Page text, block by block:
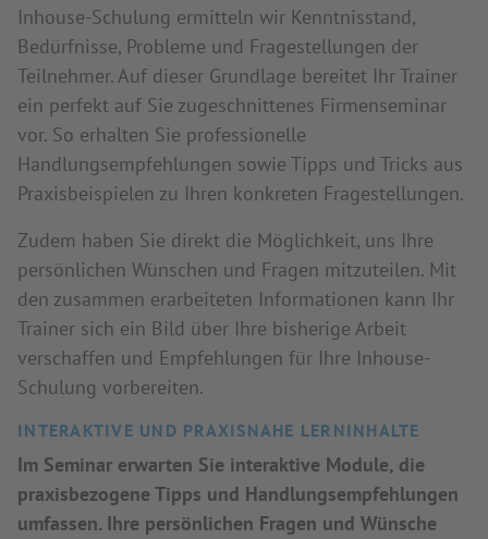
Inhouse-Schulung ermitteln wir Kenntnisstand,
Bedürfnisse, Probleme und Fragestellungen der
Teilnehmer. Auf dieser Grundlage bereitet Ihr Trainer
ein perfekt auf Sie zugeschnittenes Firmenseminar
vor. So erhalten Sie professionelle
Handlungsempfehlungen sowie Tipps und Tricks aus
Praxisbeispielen zu Ihren konkreten Fragestellungen.
Zudem haben Sie direkt die Möglichkeit, uns Ihre
persönlichen Wünschen und Fragen mitzuteilen. Mit
den zusammen erarbeiteten Informationen kann Ihr
Trainer sich ein Bild über Ihre bisherige Arbeit
verschaffen und Empfehlungen für Ihre Inhouse-
Schulung vorbereiten.
INTERAKTIVE UND PRAXISNAHE LERNINHALTE
Im Seminar erwarten Sie interaktive Module, die
praxisbezogene Tipps und Handlungsempfehlungen
umfassen. Ihre persönlichen Fragen und Wünsche